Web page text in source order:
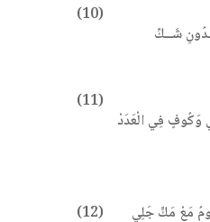
شَــكِّ
(10)
وَكُوفٍ فِي الْعَدَدْ
(11)
مَعْ مَكٍّ جَلِي (12)